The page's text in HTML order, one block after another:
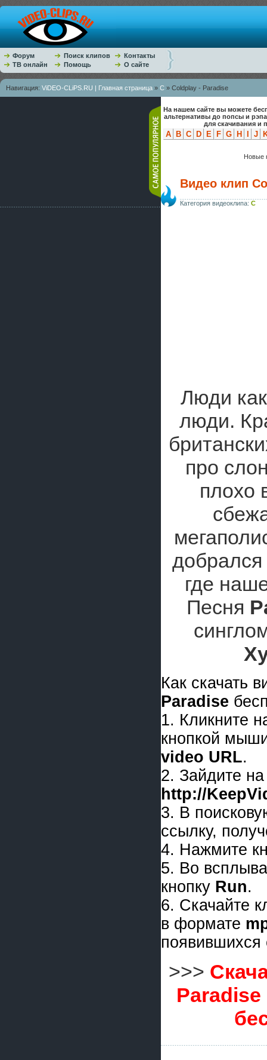
Форум Поиск клипов
Контакты
ТВ онлайн
Помощь О сайте
Навигация: ViDEO-CLiPS.RU | Главная страница » C » Coldplay - Paradise
На нашем сайте вы можете
альтернативы до попсы и
для скачивания и
A B C D E F G H J
Новые
Видео клип
Категория видеоклипа: C
Люди
люди.
про
плохо
добрался
где
Песня
Как скачать
Paradise
1. Кликните
кнопкой
video URL.
2. Зайдите на
http://
3. В
ссылку,
4. Нажмите
5. Во
кнопку Run.
6. Скачайте
в формате
появившихся
>>>